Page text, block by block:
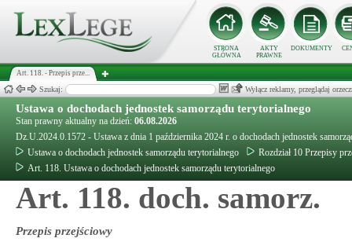
STRONA
GŁÓWNA
AKTY
PRAWNE
DOKUMENTY
Art. 118. - Przepis prze...
Szukaj: Wyłącz reklamy, przeglądaj
Ustawa o dochodach jednostek samorządu terytorialnego
Stan prawny aktualny na dzień: 06.08.2026
Dz.U.2024.0.1572 - Ustawa z dnia 1 października 2024 r. o dochodach jednostek
Ustawa o dochodach jednostek samorządu terytorialnego
Rozdział 10 Przepisy
Art. 118. Ustawa o dochodach jednostek samorządu terytorialnego
Art. 118. doch. samorz.
Przepis przejściowy